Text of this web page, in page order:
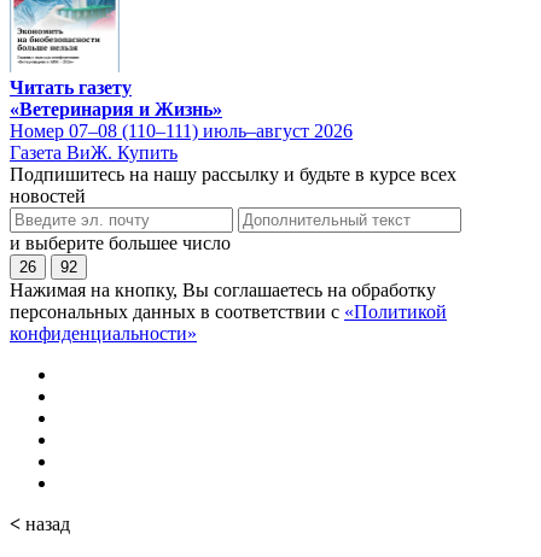
Читать газету
«Ветеринария и Жизнь»
Номер 07–08 (110–111) июль–август 2026
Газета ВиЖ. Купить
Подпишитесь на нашу рассылку и будьте в курсе всех
новостей
и выберите большее число
26 92
Нажимая на кнопку, Вы соглашаетесь на обработку
персональных данных в соответствии с «Политикой
конфиденциальности»
< назад